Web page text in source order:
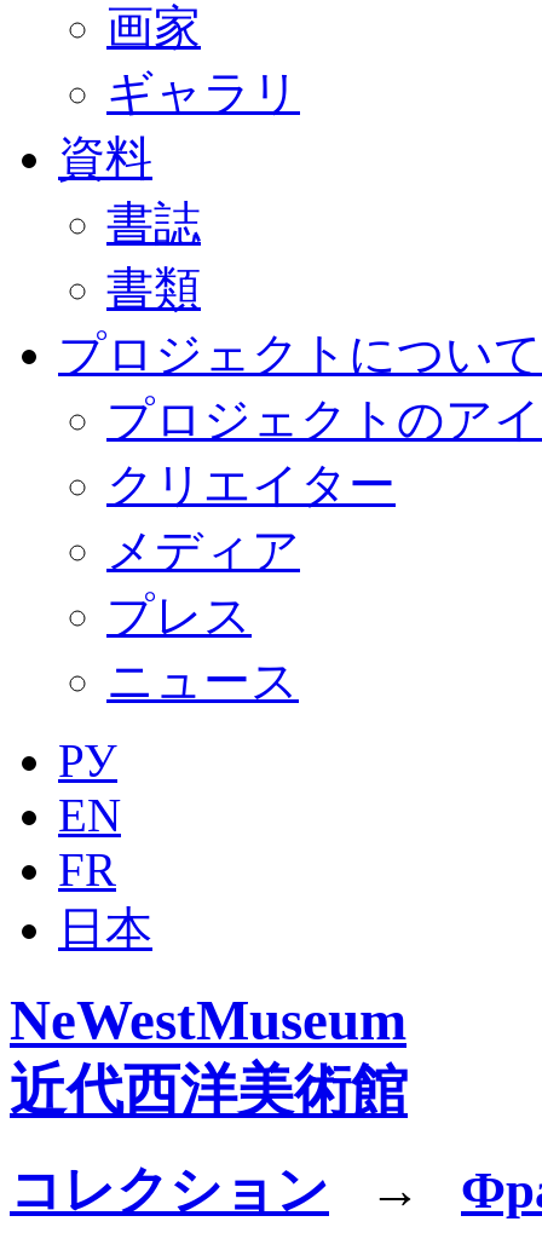
画家
ギャラリ
資料
書誌
書類
プロジェクトについて
プロジェクトのア
クリエイター
メディア
プレス
ニュース
РУ
EN
FR
日本
NeWestMuseum
近代西洋美術館
コレクション →